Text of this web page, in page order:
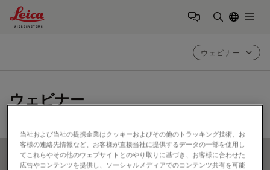
Leica Microsystems Logo
ウェビナー
ウェビナー
当社および当社の提携企業はクッキーおよびその他のトラッキング技術、お
客様の連絡先情報など、お客様が直接当社に提供するデータの一部を使用し
てこれらやその他のウェブサイトとのやり取りに基づき、お客様に合わせた
広告やコンテンツを提供し、ソーシャルメディアでのコンテンツ共有を可能